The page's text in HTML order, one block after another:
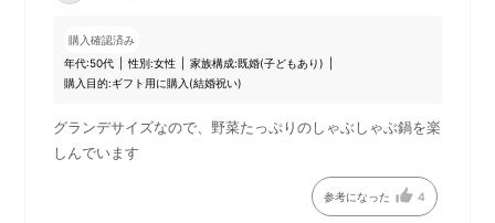
ランデサイズ」とセットでご
使用ください
まま鍋のフタとしてご使用い
購入確認済み
年代:50代 性別:女性 家族構成:既婚(子どもあり)
購入目的:ギフト用に購入(結婚祝い)
グランデサイズなので、野菜たっぷりのしゃぶしゃぶ鍋を楽
しんでいます
参考になった 4